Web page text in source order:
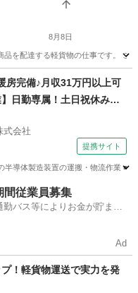
8月8日
を配達する軽貨物の仕事です。
ネットスーパー
房完備♪月収31万円以上可
日勤専属！土日祝休み！
バスあり！
式会社
提携サイト
導体製造装置の運搬・物流作業 ■
間従業員募集
バス等によりお金が貯まり
Ad
！軽貨物運送で実⼒を発